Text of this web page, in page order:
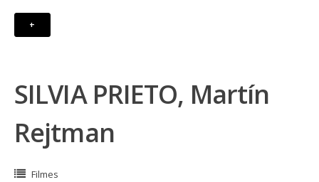
+
SILVIA PRIETO, Martín
Rejtman
Filmes